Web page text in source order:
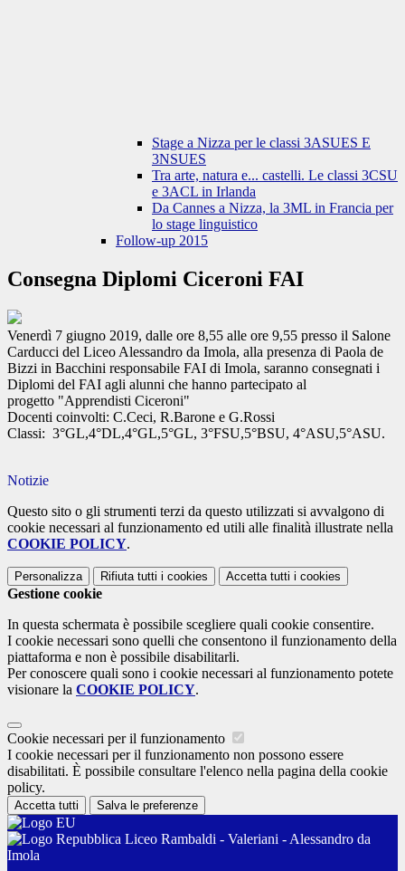
Stage a Nizza per le classi 3ASUES E
3NSUES
Tra arte, natura e... castelli. Le classi 3CSU
e 3ACL in Irlanda
Da Cannes a Nizza, la 3ML in Francia per
lo stage linguistico
Follow-up 2015
Consegna Diplomi Ciceroni FAI
Venerdì 7 giugno 2019, dalle ore 8,55 alle ore 9,55 presso il Salone
Carducci del Liceo Alessandro da Imola, alla presenza di Paola de
Bizzi in Bacchini responsabile FAI di Imola, saranno consegnati i
Diplomi del FAI agli alunni che hanno partecipato al
progetto "Apprendisti Ciceroni"
Docenti coinvolti: C.Ceci, R.Barone e G.Rossi
Classi: 3°GL,4°DL,4°GL,5°GL, 3°FSU,5°BSU, 4°ASU,5°ASU.
Notizie
Questo sito o gli strumenti terzi da questo utilizzati si avvalgono di
cookie necessari al funzionamento ed utili alle finalità illustrate nella
COOKIE POLICY.
Personalizza Rifiuta tutti i cookies Accetta tutti i cookies
Gestione cookie
In questa schermata è possibile scegliere quali cookie consentire.
I cookie necessari sono quelli che consentono il funzionamento della
piattaforma e non è possibile disabilitarli.
Per conoscere quali sono i cookie necessari al funzionamento potete
visionare la COOKIE POLICY.
Cookie necessari per il funzionamento
I cookie necessari per il funzionamento non possono essere
disabilitati. È possibile consultare l'elenco nella pagina della cookie
policy.
Accetta tutti Salva le preferenze
Liceo Rambaldi - Valeriani - Alessandro da
Imola